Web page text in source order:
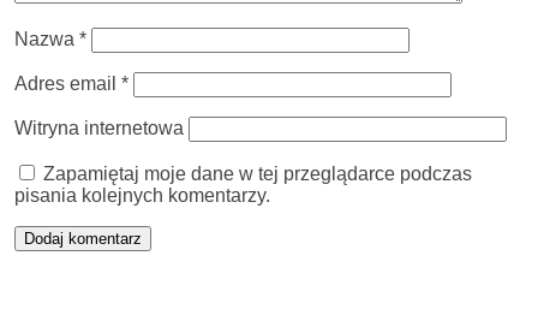
Nazwa *
Adres email *
Witryna internetowa
Zapamiętaj moje dane w tej przeglądarce podczas
pisania kolejnych komentarzy.